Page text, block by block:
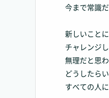
今まで常識
新しいこと
チャレンジ
無理だと思
どうしたら
すべての人